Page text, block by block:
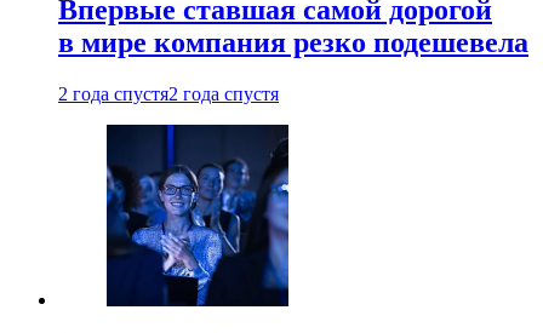
Впервые ставшая самой дорогой
в мире компания резко подешевела
2 года спустя2 года спустя